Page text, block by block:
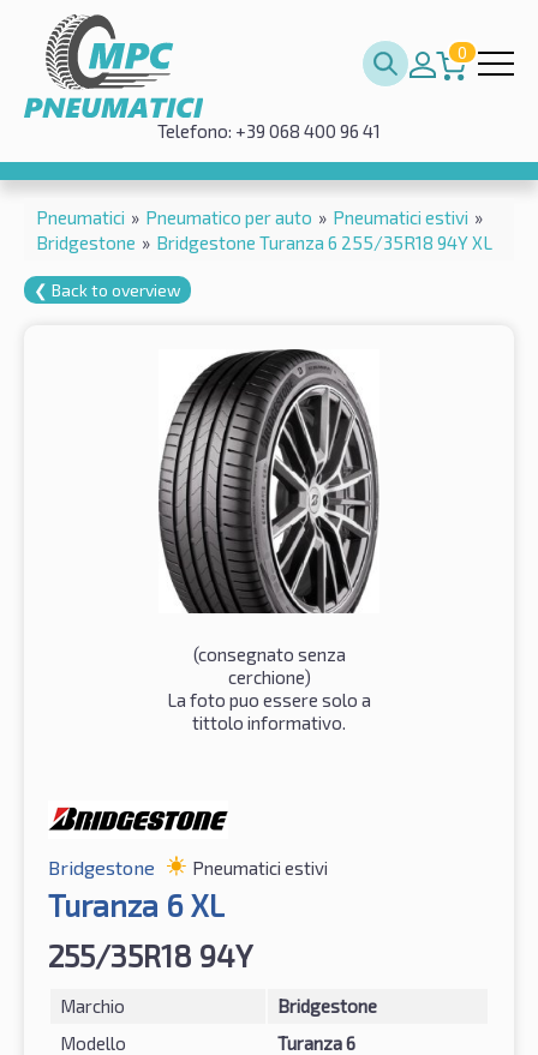
0
Telefono: +39 068 400 96 41
Pneumatici » Pneumatico per auto » Pneumatici estivi »
Bridgestone » Bridgestone Turanza 6 255/35R18 94Y XL
❮ Back to overview
(consegnato senza
cerchione)
La foto puo essere solo a
tittolo informativo.
Bridgestone Pneumatici estivi
Turanza 6 XL
255/35R18 94Y
Marchio
Bridgestone
Modello
Turanza 6